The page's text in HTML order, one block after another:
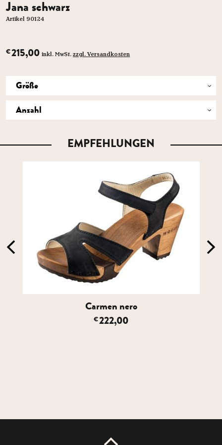
Jana schwarz
Artikel 90124
€215,00 inkl. MwSt. zzgl. Versandkosten
EMPFEHLUNGEN
Carmen nero
€222,00